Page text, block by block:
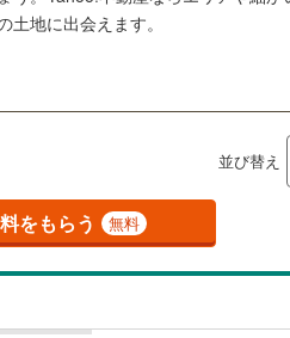
地に出会えます。
並び替え
をもらう 無料
島根 岡山
佐賀 長崎
鴻巣
(0) 東武
東武
0)
0)
IT重
対応とは？ 保存した条件